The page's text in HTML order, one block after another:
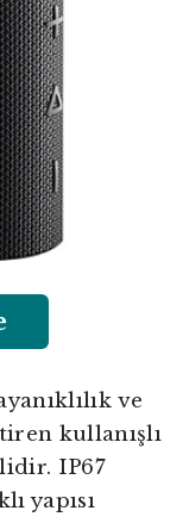
ve
kullanışlı
IP67
yapısı